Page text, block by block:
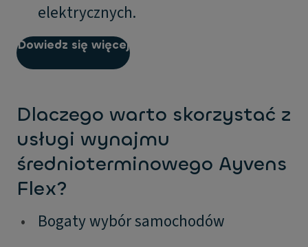
elektrycznych.
Dowiedz się więcej
Dlaczego warto skorzystać z
usługi wynajmu
średnioterminowego Ayvens
Flex?
•
Bogaty wybór samochodów